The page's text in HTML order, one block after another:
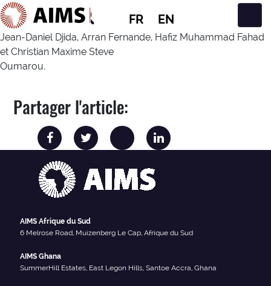
FR EN
Navigation principale
Jean-Daniel Djida, Arran Fernande, Hafiz Muhammad Fahad
et Christian Maxime Steve
Oumarou.
Partager l'article:
AIMS Afrique du Sud
6 Melrose Road, Muizenberg Le Cap, Afrique du Sud
AIMS Ghana
SummerHill Estates, East Legon Hills, Santoe Accra, Ghana